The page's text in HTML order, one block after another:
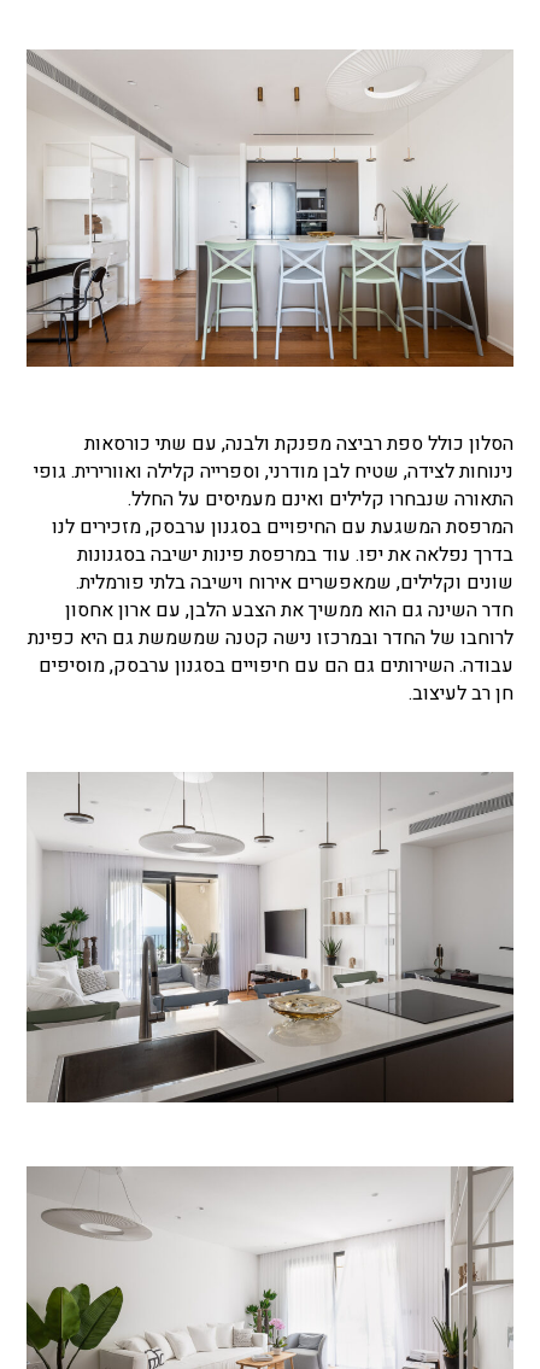
הסלון כולל ספת רביצה מפנקת ולבנה, עם שתי כורסאות
נינוחות לצידה, שטיח לבן מודרני, וספרייה קלילה ואוורירית. גופי
התאורה שנבחרו קלילים ואינם מעמיסים על החלל.
המרפסת המשגעת עם החיפויים בסגנון ערבסק, מזכירים לנו
בדרך נפלאה את יפו. עוד במרפסת פינות ישיבה בסגנונות
שונים וקלילים, שמאפשרים אירוח וישיבה בלתי פורמלית.
חדר השינה גם הוא ממשיך את הצבע הלבן, עם ארון אחסון
לרוחבו של החדר ובמרכזו נישה קטנה שמשמשת גם היא כפינת
עבודה. השירותים גם הם עם חיפויים בסגנון ערבסק, מוסיפים
חן רב לעיצוב.